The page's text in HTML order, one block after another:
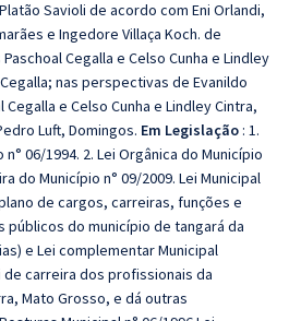
Savioli de acordo com Eni Orlandi,
e Ingedore Villaça Koch. de
Cegalla e Celso Cunha e Lindley
nas perspectivas de Evanildo
e Celso Cunha e Lindley Cintra,
Luft, Domingos. Em Legislação : 1.
06/1994. 2. Lei Orgânica do Município
do Município n° 09/2009. Lei Municipal
de cargos, carreiras, funções e
do município de tangará da
e Lei complementar Municipal
carreira dos profissionais da
Mato Grosso, e dá outras